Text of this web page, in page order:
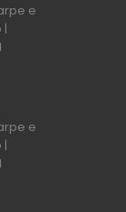
e
|
e
|